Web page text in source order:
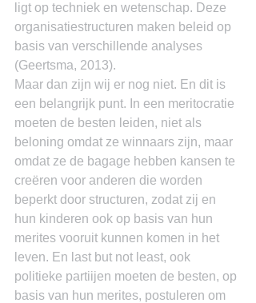
ligt op techniek en wetenschap. Deze
organisatiestructuren maken beleid op
basis van verschillende analyses
(Geertsma, 2013).
Maar dan zijn wij er nog niet. En dit is
een belangrijk punt. In een meritocratie
moeten de besten leiden, niet als
beloning omdat ze winnaars zijn, maar
omdat ze de bagage hebben kansen te
creëren voor anderen die worden
beperkt door structuren, zodat zij en
hun kinderen ook op basis van hun
merites vooruit kunnen komen in het
leven. En last but not least, ook
politieke partiijen moeten de besten, op
basis van hun merites, postuleren om